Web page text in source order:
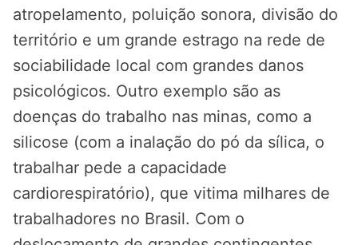
atropelamento, poluição sonora, divisão do
território e um grande estrago na rede de
sociabilidade local com grandes danos
psicológicos. Outro exemplo são as
doenças do trabalho nas minas, como a
silicose (com a inalação do pó da sílica, o
trabalhar pede a capacidade
cardiorespiratório), que vitima milhares de
trabalhadores no Brasil. Com o